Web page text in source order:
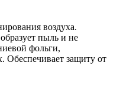
воздуха.
пыль и не
фольги,
Обеспечивает защиту от